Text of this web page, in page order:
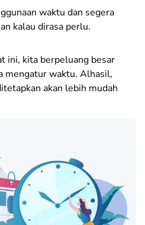
waktu dan segera
kalau dirasa perlu.
ini, kita berpeluang besar
mengatur waktu. Alhasil,
akan lebih mudah